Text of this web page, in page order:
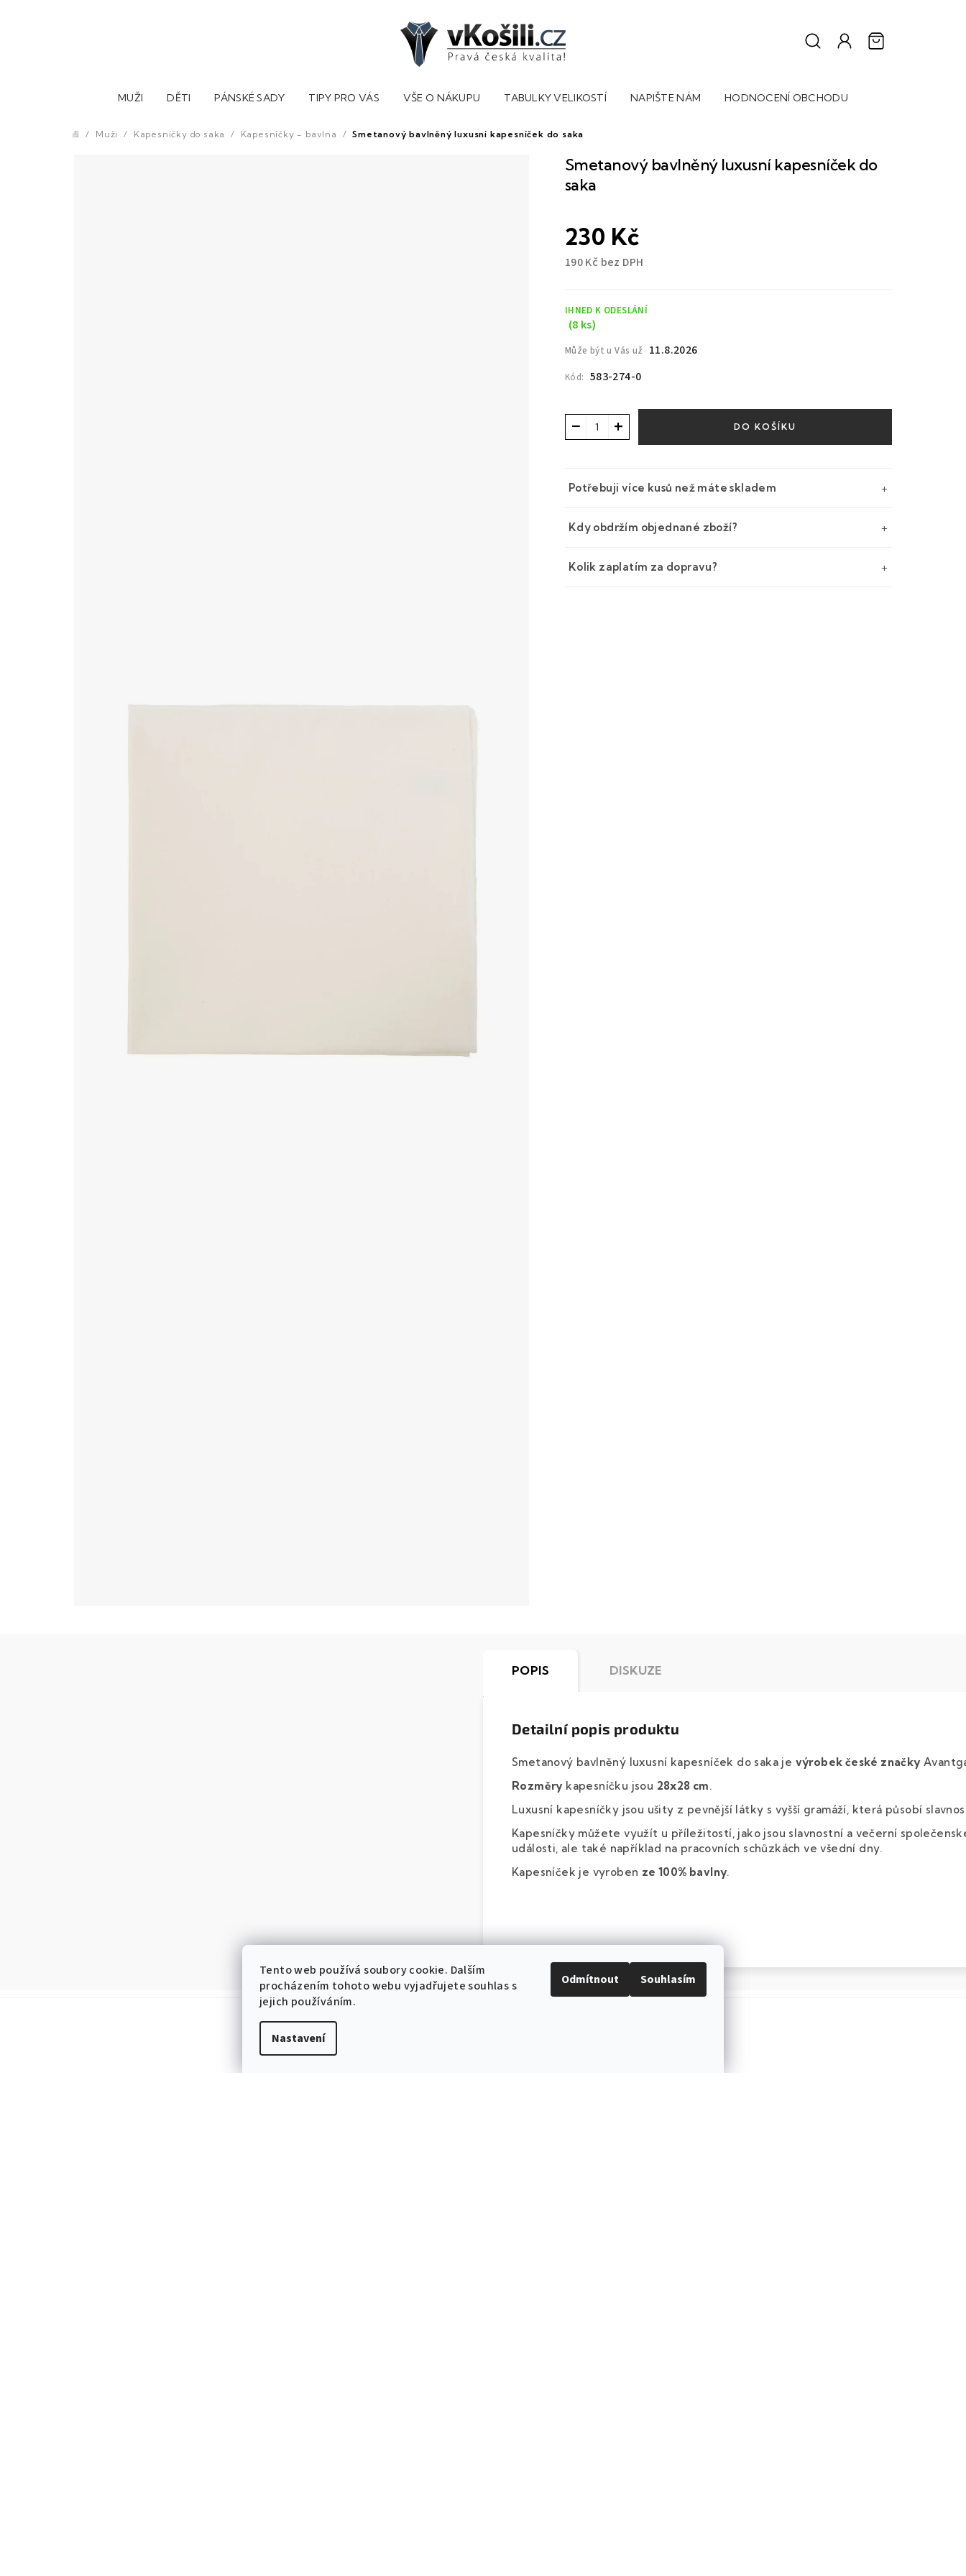
Tento web používá soubory cookie. Dalším
procházením tohoto webu vyjadřujete souhlas s
jejich používáním.
Nastavení
Odmítnout Souhlasím
MUŽI DĚTI PÁNSKÉ SADY TIPY PRO VÁS VŠE O NÁKUPU TABULKY VELIKOSTÍ NAPIŠTE NÁM HODNOCENÍ OBCHODU
Domů
/ Muži / Kapesníčky do saka / Kapesníčky - bavlna / Smetanový bavlněný luxusní kapesníček do saka
Smetanový bavlněný luxusní kapesníček do
saka
230 Kč
190 Kč bez DPH
IHNED K ODESLÁNÍ
(8 ks)
Může být u Vás už 11.8.2026
Kód: 583-274-0
+
− DO KOŠÍKU
Potřebuji více kusů než máte skladem
Kdy obdržím objednané zboží?
Kolik zaplatím za dopravu?
POPIS DISKUZE
Detailní popis produktu
Smetanový bavlněný luxusní kapesníček do saka je výrobek české značky
Rozměry kapesníčku jsou 28x28 cm.
Luxusní kapesníčky jsou ušity z pevnější látky s vyšší gramáží, která působí
Kapesníčky můžete využít u příležitostí, jako jsou slavnostní a večerní
události, ale také například na pracovních schůzkách ve všední dny.
Kapesníček je vyroben ze 100% bavlny.